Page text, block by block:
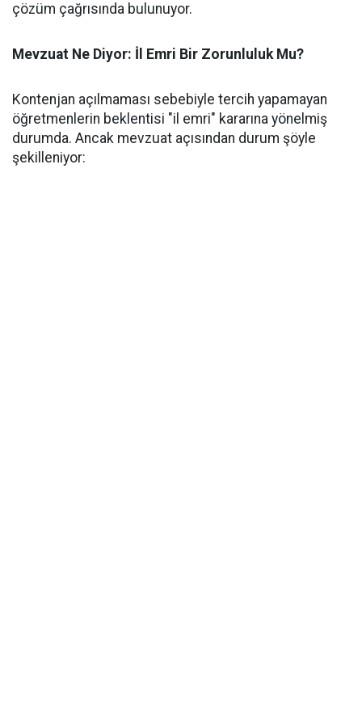
çözüm çağrısında bulunuyor.
Mevzuat Ne Diyor: İl Emri Bir Zorunluluk Mu?
​Kontenjan açılmaması sebebiyle tercih yapamayan
öğretmenlerin beklentisi "il emri" kararına yönelmiş
durumda. Ancak mevzuat açısından durum şöyle
şekilleniyor: